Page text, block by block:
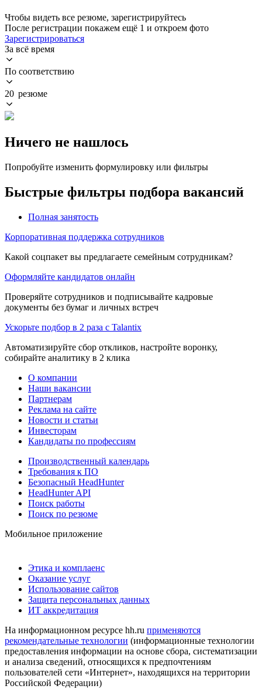
Чтобы видеть все резюме, зарегистрируйтесь
После регистрации покажем ещё 1 и откроем фото
Зарегистрироваться
За всё время
По соответствию
20 резюме
Ничего не нашлось
Попробуйте изменить формулировку или фильтры
Быстрые фильтры подбора вакансий
Полная занятость
Корпоративная поддержка сотрудников
Какой соцпакет вы предлагаете семейным сотрудникам?
Оформляйте кандидатов онлайн
Проверяйте сотрудников и подписывайте кадровые
документы без бумаг и личных встреч
Ускорьте подбор в 2 раза с Talantix
Автоматизируйте сбор откликов, настройте воронку,
собирайте аналитику в 2 клика
О компании
Наши вакансии
Партнерам
Реклама на сайте
Новости и статьи
Инвесторам
Кандидаты по профессиям
Производственный календарь
Требования к ПО
Безопасный HeadHunter
HeadHunter API
Поиск работы
Поиск по резюме
Мобильное приложение
Этика и комплаенс
Оказание услуг
Использование сайтов
Защита персональных данных
ИТ аккредитация
На информационном ресурсе hh.ru применяются
рекомендательные технологии (информационные технологии
предоставления информации на основе сбора, систематизации
и анализа сведений, относящихся к предпочтениям
пользователей сети «Интернет», находящихся на территории
Российской Федерации)